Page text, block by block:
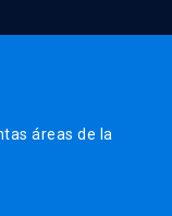
áreas de la